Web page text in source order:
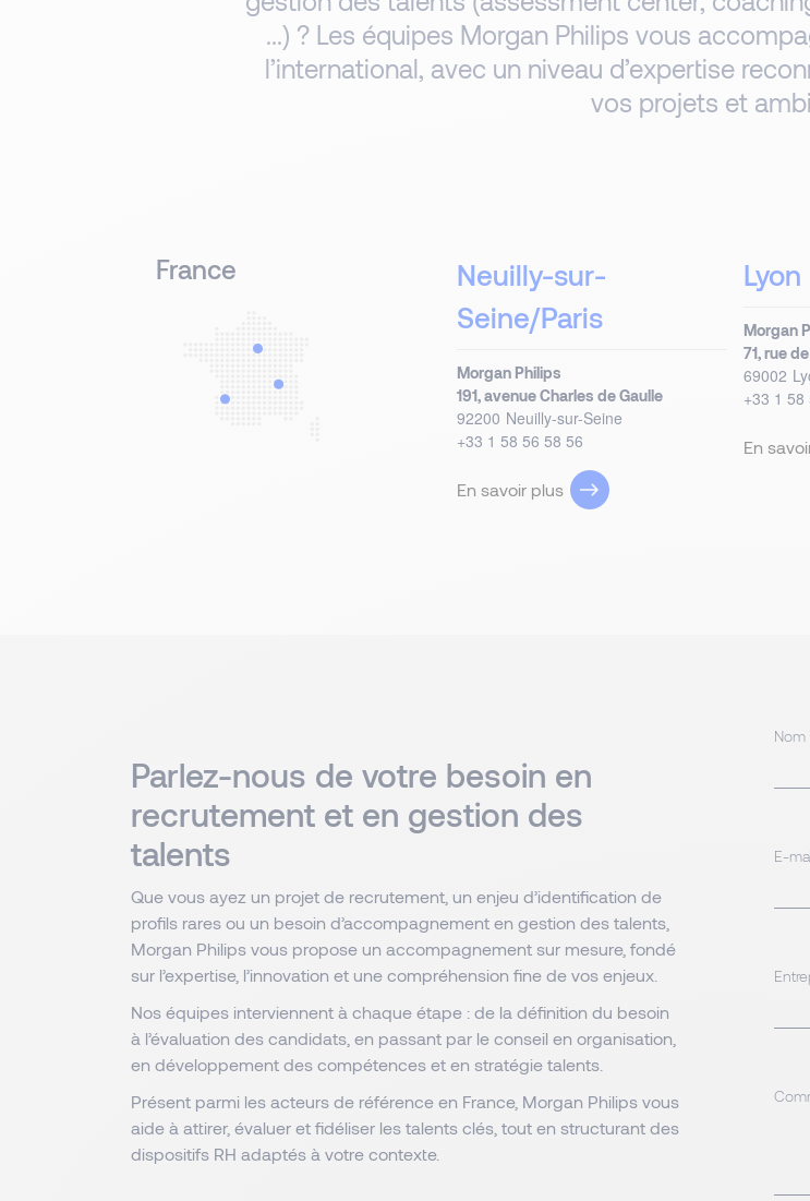
...) ? Les équipes Morgan Philips vous
l’international, avec un niveau d’expertise
vos projets et
France
Neuilly-sur-
Seine/Paris
Morgan Philips
191, avenue Charles de Gaulle
92200 Neuilly-sur-Seine
+33 1 58 56 58 56
En savoir plus
Lyon
Morgan
71, rue
69002
+33 1 58
En
Parlez-nous de votre besoin en
recrutement et en gestion des
talents
Que vous ayez un projet de recrutement, un enjeu d’identification de
profils rares ou un besoin d’accompagnement en gestion des talents,
Morgan Philips vous propose un accompagnement sur mesure, fondé
sur l’expertise, l’innovation et une compréhension fine de vos enjeux.
Nos équipes interviennent à chaque étape : de la définition du besoin
à l’évaluation des candidats, en passant par le conseil en organisation,
en développement des compétences et en stratégie talents.
Présent parmi les acteurs de référence en France, Morgan Philips vous
aide à attirer, évaluer et fidéliser les talents clés, tout en structurant des
dispositifs RH adaptés à votre contexte.
Nom
E-